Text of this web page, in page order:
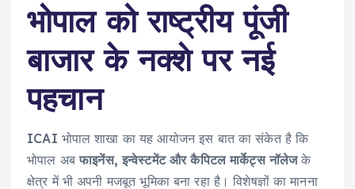
भोपाल को राष्ट्रीय पूंजी
बाजार के नक्शे पर नई
पहचान
ICAI भोपाल शाखा का यह आयोजन इस बात का संकेत है कि
भोपाल अबफाइनेंस, इन्वेस्टमेंट और कैपिटल मार्केट्स नॉलेजके
क्षेत्र में भी अपनी मजबूत भूमिका बना रहा है। विशेषज्ञों का मानना